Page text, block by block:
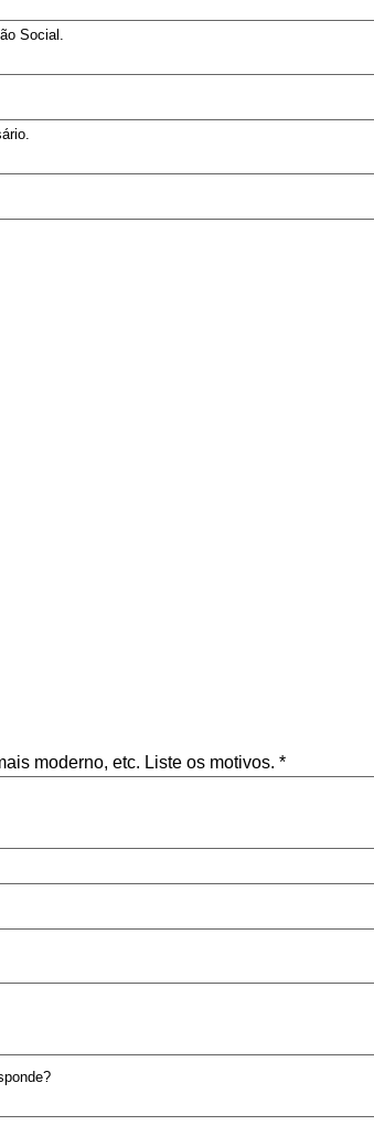
Social.
moderno, etc. Liste os motivos. *